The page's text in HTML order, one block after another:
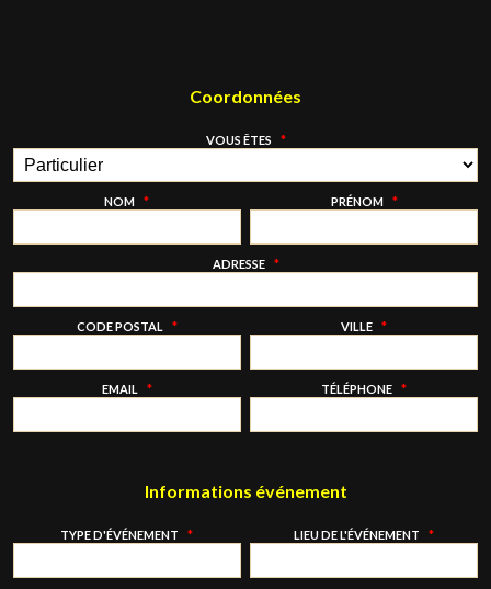
Coordonnées
VOUS ÊTES *
NOM * PRÉNOM *
ADRESSE *
CODE POSTAL * VILLE *
EMAIL * TÉLÉPHONE *
Informations événement
TYPE D'ÉVÉNEMENT * LIEU DE L'ÉVÉNEMENT *